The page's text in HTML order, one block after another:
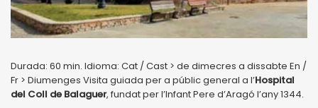
Durada: 60 min. Idioma: Cat / Cast > de dimecres a dissabte En /
Fr > Diumenges Visita guiada per a públic general a l’Hospital
del Coll de Balaguer, fundat per l’Infant Pere d’Aragó l’any 1344.